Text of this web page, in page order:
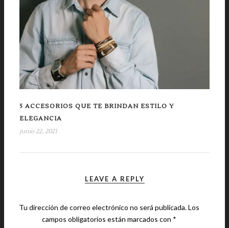
5 ACCESORIOS QUE TE BRINDAN ESTILO Y
ELEGANCIA
junio 22, 2021
LEAVE A REPLY
Tu dirección de correo electrónico no será publicada.Los
campos obligatorios están marcados con *